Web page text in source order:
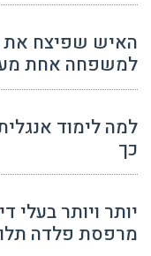
האיש שפיצח את
למשפחה אחת מעל
למה לימוד
כך
יותר ויותר בעלי
מרפסת פלדה